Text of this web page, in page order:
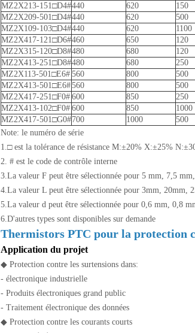
MZ2X213-151□D4#440 620 150
MZ2X209-501□D4#440 620 500
MZ2X109-103□D4#440 620 1100
MZ2X417-121□D6#460 650 120
MZ2X315-120□D8#480 680 120
MZ2X413-251□D8#480 680 250
MZ2X113-501□E6# 560 800 500
MZ2X413-501□E6#560 800 500
MZ2X417-251□F0# 600 850 250
MZ2X413-102□F0# 600 850 1000
MZ2X417-501□G0#700 1000 500
Note: le numéro de série
1.□ est la tolérance de résistance M:±20% X:±25%
2. # est le code de contrôle interne
3.La valeur F peut être sélectionnée pour 5 mm, 7,5
4.La valeur L peut être sélectionnée pour 3mm, 20mm,
5.La valeur d peut être sélectionnée pour 0,6 mm, 0,8
6.D'autres types sont disponibles sur demande
Thermistors PTC pour la protection
Application du projet
◆ Protection contre les surtensions dans:
- électronique industrielle
- Produits électroniques grand public
- Traitement électronique des données
◆ Protection contre les courants courts